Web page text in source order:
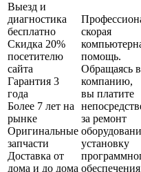
Выезд и
диагностика
бесплатно
Скидка 20%
посетителю
сайта
Гарантия 3
года
Более 7 лет на
рынке
Оригинальные
запчасти
Доставка от
дома и до дома
скорая
помощь.
Обращаясь
компанию,
вы платите
за ремонт
установку